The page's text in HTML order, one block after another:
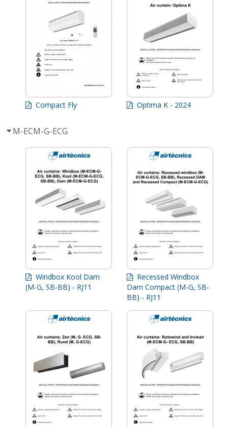
Compact Fly Optima K - 2024
M-ECM-G-ECG
Windbox Kool Dam
(M-G, SB-BB) - RJ11
Recessed Windbox
Dam Compact (M-G, SB-
BB) - RJ11